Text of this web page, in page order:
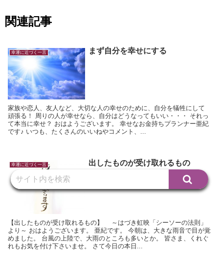
関連記事
幸運に近づく一言 まず自分を幸せにする
家族や恋人、友人など、大切な人の幸せのために、自分を犠牲にして
頑張る！ 周りの人が幸せなら、自分はどうなってもいい・・・ それっ
て本当に幸せ？ おはようございます。 幸せなお金持ちプランナー亜紀
です♪ いつも、たくさんのいいねやコメント、...
幸運に近づく一言 出したものが受け取れるもの
【出したものが受け取れるもの】 ～はづき虹映「シーソーの法則」
より～ おはようございます。 亜紀です。 今朝は、大きな雨音で目が覚
めました。 台風の上陸で、大雨のところも多いとか。 皆さま、くれぐ
れもお気を付け下さいませ。 さて今日の本日...